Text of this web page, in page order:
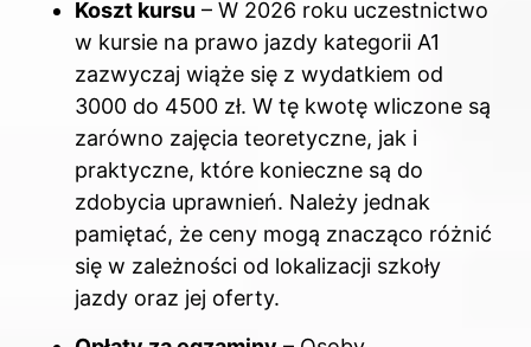
Koszt kursu – W 2026 roku uczestnictwo
w kursie na prawo jazdy kategorii A1
zazwyczaj wiąże się z wydatkiem od
3000 do 4500 zł. W tę kwotę wliczone są
zarówno zajęcia teoretyczne, jak i
praktyczne, które konieczne są do
zdobycia uprawnień. Należy jednak
pamiętać, że ceny mogą znacząco różnić
się w zależności od lokalizacji szkoły
jazdy oraz jej oferty.